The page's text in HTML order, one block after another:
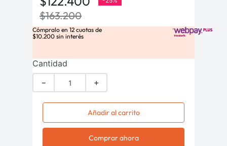
$163.200
Cómpralo en 12 cuotas de
$10.200 sin interés
Cantidad
＋
－
Añadir al carrito
Comprar ahora